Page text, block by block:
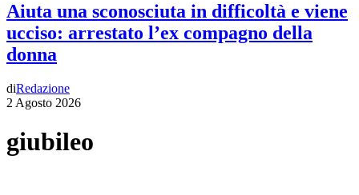
Aiuta una sconosciuta in difficoltà e viene
ucciso: arrestato l’ex compagno della
donna
diRedazione
2 Agosto 2026
giubileo